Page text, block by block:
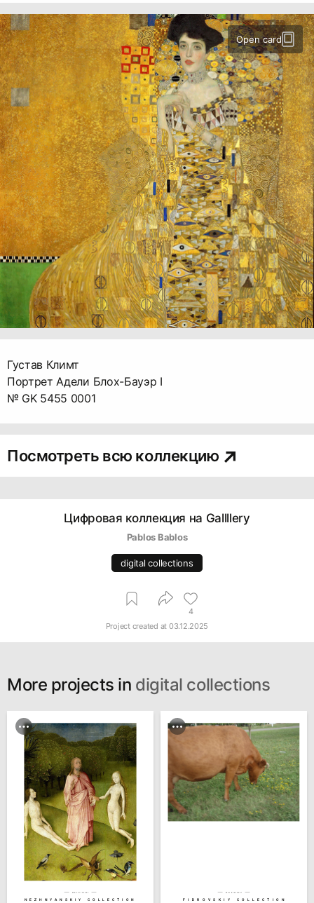
Open card
Густав Климт
Портрет Адели Блох-Бауэр I
№ GK 5455 0001
Посмотреть всю коллекцию
Цифровая коллекция на Gallllery
Pablos Bablos
digital collections
4
Project created at 03.12.2025
More projects in digital collections
№ED 51130002
NEZHNYANSKIY COLLECTION
№AL 82630001
FIDROVSKIY COLLECTION